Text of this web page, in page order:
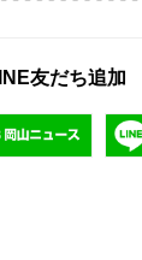
友だち追加